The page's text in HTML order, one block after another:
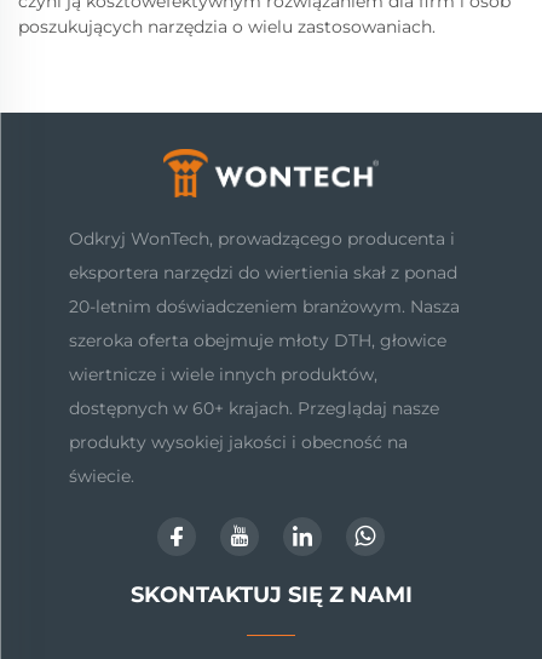
poszukujących narzędzia o wielu zastosowaniach.
Odkryj WonTech, prowadzącego producenta i
eksportera narzędzi do wiertienia skał z ponad
20-letnim doświadczeniem branżowym. Nasza
szeroka oferta obejmuje młoty DTH, głowice
wiertnicze i wiele innych produktów,
dostępnych w 60+ krajach. Przeglądaj nasze
produkty wysokiej jakości i obecność na
świecie.
SKONTAKTUJ SIĘ Z NAMI